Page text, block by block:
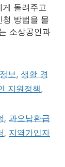
게 돌려주고
청 방법을 몰
소상공인과
보 ,생활 경
지원정책 ,
, 과오납환급
, 지역가입자